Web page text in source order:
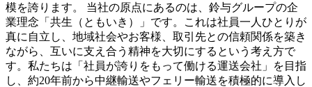
模を誇ります。 当社の原点にあるのは、鈴与グループの企
業理念「共生（ともいき）」です。これは社員一人ひとりが
真に自立し、地域社会やお客様、取引先との信頼関係を築き
ながら、互いに支え合う精神を大切にするという考え方で
す。私たちは「社員が誇りをもって働ける運送会社」を目指
し、約20年前から中継輸送やフェリー輸送を積極的に導入し